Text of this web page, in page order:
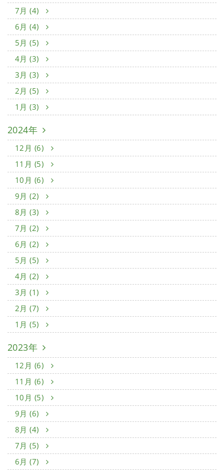
7月 (4)
6月 (4)
5月 (5)
4月 (3)
3月 (3)
2月 (5)
1月 (3)
2024年
12月 (6)
11月 (5)
10月 (6)
9月 (2)
8月 (3)
7月 (2)
6月 (2)
5月 (5)
4月 (2)
3月 (1)
2月 (7)
1月 (5)
2023年
12月 (6)
11月 (6)
10月 (5)
9月 (6)
8月 (4)
7月 (5)
6月 (7)